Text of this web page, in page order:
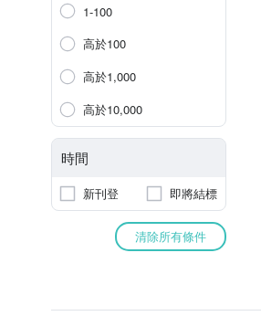
1-100
高於100
高於1,000
高於10,000
時間
新刊登 即將結標
清除所有條件